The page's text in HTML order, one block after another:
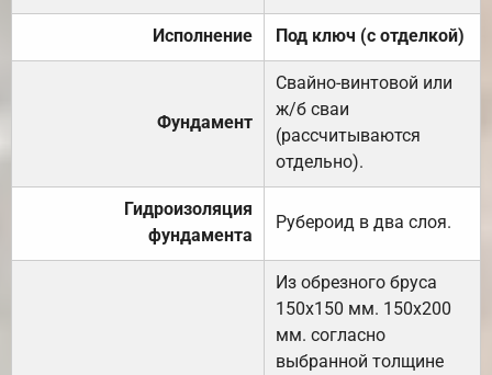
Исполнение Под ключ (с отделкой)
Фундамент
Свайно-винтовой или
ж/б сваи
(рассчитываются
отдельно).
Гидроизоляция
фундамента
Рубероид в два слоя.
Из обрезного бруса
150х150 мм. 150х200
мм. согласно
выбранной толщине